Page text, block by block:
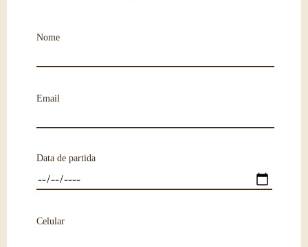
Nome
Email
Data de partida
Celular